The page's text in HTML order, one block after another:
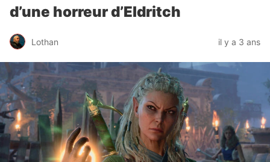
d’une horreur d’Eldritch
Lothan il y a 3 ans